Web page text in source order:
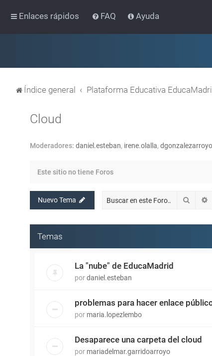
Enlaces rápidos FAQ Ayuda
Índice general Plataforma Educativa
Cloud
Moderadores: daniel.esteban, irene.olalla, dgonzalezarroyo
Este sitio no tiene Foros
Nuevo Tema Buscar
Temas
La "nube" de EducaMadrid
pordaniel.esteban
problemas para hacer enlace
por maria.lopezlembo
Desaparece una carpeta del cloud
por mariadelmar.garridoarroyo